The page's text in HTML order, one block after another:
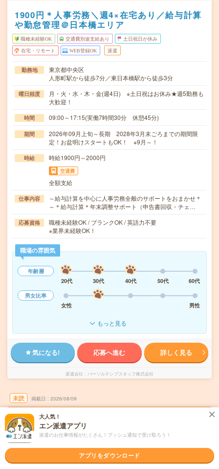
1900円＊人事労務＼週4×在宅あり／給与計算
や勤怠管理＠日本橋エリア
職種未経験OK 交通費別途支給あり 土日祝日が休み
在宅・リモート WEB登録OK 派遣
勤務地
東京都中央区
人形町駅から徒歩7分／東日本橋駅から徒歩3分
曜日頻度
月・火・水・木・金(週4日) ※土日祝はお休み★週5勤務も
大歓迎！
時間 09:00～17:15(実働7時間30分 休憩45分)
期間
2026年09月上旬～長期 2028年3月末ごろまでの期間限
定！お盆明けスタートもOK！ ※9月～！
時給 時給1900円～2000円
交通費
全額支給
仕事内容
～給与計算を中心に人事労務全般のサポートをおまかせ＊
～＊給与計算＊年末調整サポート（申告書回収・チェ…
応募資格
職種未経験OK / ブランクOK / 英語力不要
※業界未経験OK！
職場の雰囲気
年齢層
20代
30代 40代 50代
60代
男女比率
女性
男性
もっと見る
気になる! 応募へ進む 詳しく見る
派遣会社 パーソルテンプスタッフ株式会社
未読 掲載日 2026/08/09
時給1800円＊社会保険経験×正社員目指せ
る！週2在宅！FLEXあり！秋葉原
交通費別途支給あり 土日祝日が休み 在宅・リモート
正社員への紹介予定派遣
大人気！
エン派遣アプリ
派遣のお仕事情報がたくさん！プッシュ通知で受け取ろう！
アプリをダウンロード